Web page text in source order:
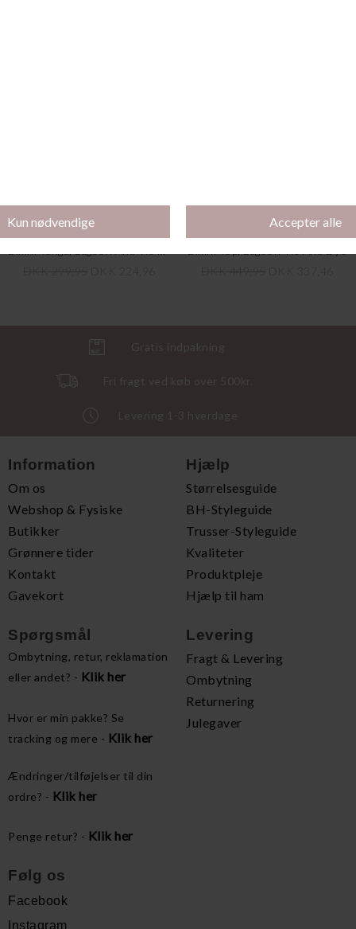
Gratis indpakning
Fri fragt ved køb over 500kr.
Levering 1-3 hverdage
Information
Om os
Webshop & Fysiske
Butikker
Grønnere tider
Kontakt
Gavekort
Hjælp
Størrelsesguide
BH-Styleguide
Trusser-Styleguide
Kvaliteter
Produktpleje
Hjælp til ham
Spørgsmål
Ombytning, retur, reklamation
eller andet? - Klik her
Hvor er min pakke? Se
tracking og mere - Klik her
Ændringer/tilføjelser til din
ordre? - Klik her
Penge retur? - Klik her
Levering
Fragt & Levering
Ombytning
Returnering
Julegaver
Følg os
Facebook
Instagram